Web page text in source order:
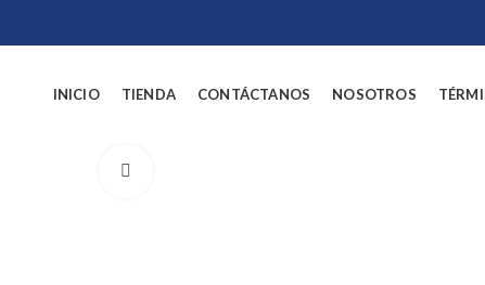
INICIO TIENDA CONTÁCTANOS NOSOTROS